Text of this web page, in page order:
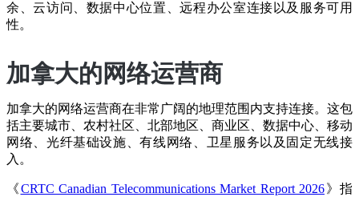
余、云访问、数据中心位置、远程办公室连接以及服务可用
性。
加拿大的网络运营商
加拿大的网络运营商在非常广阔的地理范围内支持连接。这包
括主要城市、农村社区、北部地区、商业区、数据中心、移动
网络、光纤基础设施、有线网络、卫星服务以及固定无线接
入。
《CRTC Canadian Telecommunications Market Report 2026》指